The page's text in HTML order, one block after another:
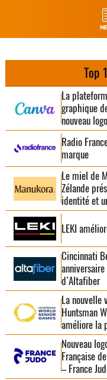
Top
La
graphique
nouveau logo
Radio
marque
Le miel de
Zélande
identité et
LEKI
Cincinnati
d’Altafiber
La nouvelle
Huntsman
améliore la
Nouveau
Française
– France